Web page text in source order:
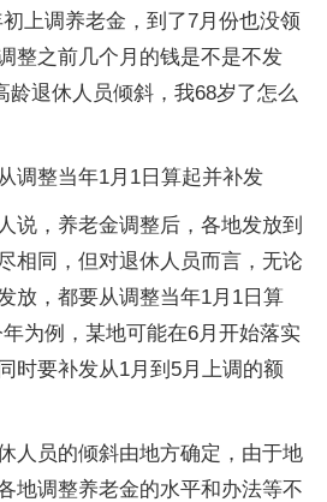
上调养老金，到了7月份也没领
整之前几个月的钱是不是不发
龄退休人员倾斜，我68岁了怎么
调整当年1月1日算起并补发
说，养老金调整后，各地发放到
相同，但对退休人员而言，无论
放，都要从调整当年1月1日算
为例，某地可能在6月开始落实
时要补发从1月到5月上调的额
人员的倾斜由地方确定，由于地
地调整养老金的水平和办法等不